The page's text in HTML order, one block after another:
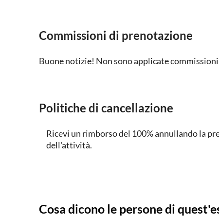
Commissioni di prenotazione
Buone notizie! Non sono applicate
Politiche di cancellazione
Ricevi un rimborso del 100% annullando la
dell'attività.
Cosa dicono le persone di